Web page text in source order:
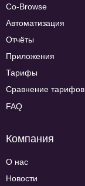
Co-Browse
Автоматизация
Отчёты
Приложения
Тарифы
Сравнение тарифов
FAQ
Компания
О нас
Новости